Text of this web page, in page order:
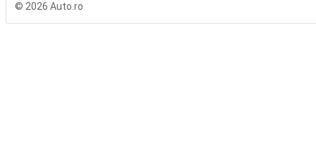
© 2026 Auto.ro